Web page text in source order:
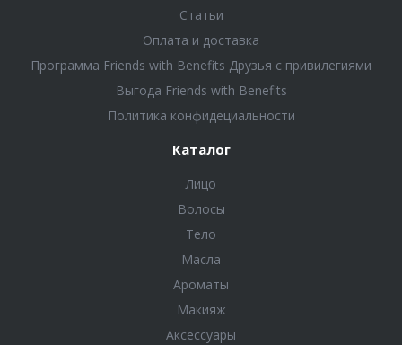
Статьи
Оплата и доставка
Программа Friends with Benefits Друзья с привилегиями
Выгода Friends with Benefits
Политика конфидециальности
Каталог
Лицо
Волосы
Тело
Масла
Ароматы
Макияж
Аксессуары